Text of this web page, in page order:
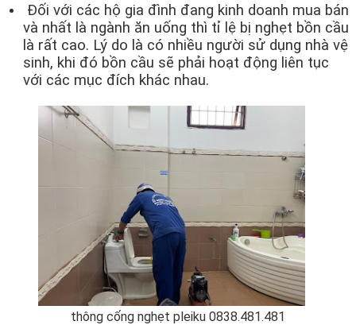
Đối với các hộ gia đình đang kinh doanh mua bán
và nhất là ngành ăn uống thì tỉ lệ bị nghẹt bồn cầu
là rất cao. Lý do là có nhiều người sử dụng nhà vệ
sinh, khi đó bồn cầu sẽ phải hoạt động liên tục
với các mục đích khác nhau.
thông cống nghẹt pleiku 0838.481.481